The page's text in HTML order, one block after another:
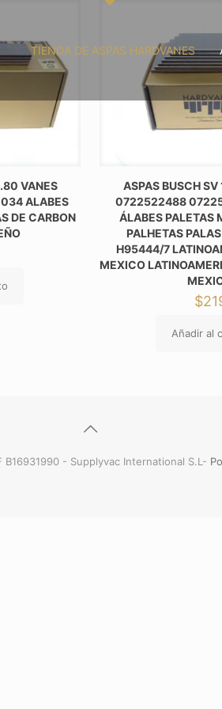
TIENDA DE ASPAS HARDVANES
VANES
ALABES
DE CARBON
ASPAS BUSCH
0722522488
ÁLABES PALETAS
PALHETAS
H95444/7
MEXICO
$
Añadir al
- Supplyvac International S.L-